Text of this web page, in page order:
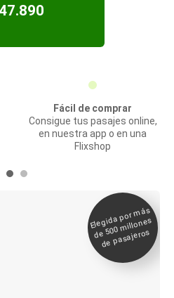
Fácil de comprar
Consigue tus pasajes online,
en nuestra app o en una
Flixshop
Elegida por
más
de 500
millones
de pasajeros